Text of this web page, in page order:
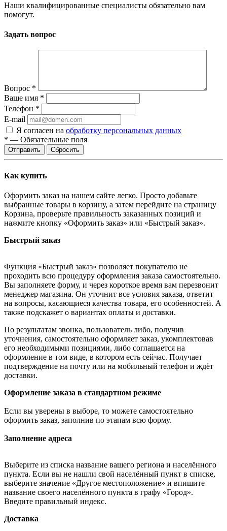
Наши квалифицированные специалисты обязательно вам
помогут.
Задать вопрос
Вопрос *
Ваше имя *
Телефон *
E-mail
Я согласен на обработку персональных данных
* — Обязательные поля
Сбросить
Как купить
Оформить заказ на нашем сайте легко. Просто добавьте
выбранные товары в корзину, а затем перейдите на страницу
Корзина, проверьте правильность заказанных позиций и
нажмите кнопку «Оформить заказ» или «Быстрый заказ».
Быстрый заказ
Функция «Быстрый заказ» позволяет покупателю не
проходить всю процедуру оформления заказа самостоятельно.
Вы заполняете форму, и через короткое время вам перезвонит
менеджер магазина. Он уточнит все условия заказа, ответит
на вопросы, касающиеся качества товара, его особенностей. А
также подскажет о вариантах оплаты и доставки.
По результатам звонка, пользователь либо, получив
уточнения, самостоятельно оформляет заказ, укомплектовав
его необходимыми позициями, либо соглашается на
оформление в том виде, в котором есть сейчас. Получает
подтверждение на почту или на мобильный телефон и ждёт
доставки.
Оформление заказа в стандартном режиме
Если вы уверены в выборе, то можете самостоятельно
оформить заказ, заполнив по этапам всю форму.
Заполнение адреса
Выберите из списка название вашего региона и населённого
пункта. Если вы не нашли свой населённый пункт в списке,
выберите значение «Другое местоположение» и впишите
название своего населённого пункта в графу «Город».
Введите правильный индекс.
Доставка